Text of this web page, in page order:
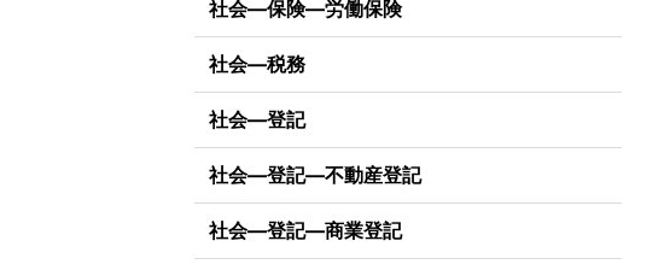
社会―保険―労働保険
社会―税務
社会―登記
社会―登記―不動産登記
社会―登記―商業登記